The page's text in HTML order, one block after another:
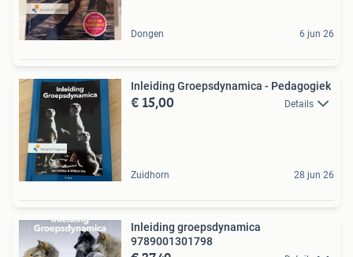
Dongen 6 jun 26
Inleiding Groepsdynamica - Pedagogiek
€ 15,00 Details
Zuidhorn 28 jun 26
Inleiding groepsdynamica
9789001301798